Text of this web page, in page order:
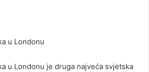
u Londonu
u Londonu je druga najveća svjetska